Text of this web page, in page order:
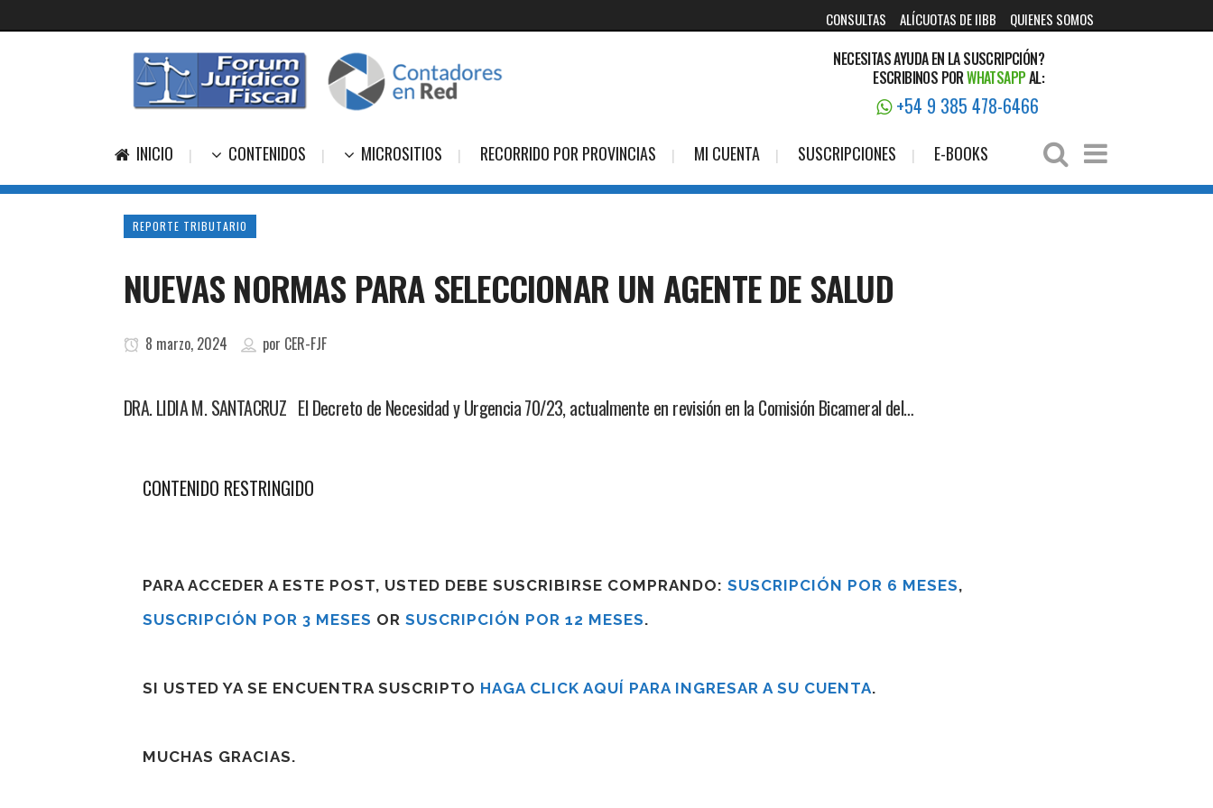
CONSULTAS ALÍCUOTAS DE IIBB QUIENES SOMOS
NECESITAS AYUDA EN LA SUSCRIPCIÓN?
ESCRIBINOS PORWHATSAPPAL:
+54 9 385 478-6466
INICIO CONTENIDOS MICROSITIOS RECORRIDO POR PROVINCIAS MI CUENTA SUSCRIPCIONES E-BOOKS
REPORTE TRIBUTARIO
NUEVAS NORMAS PARA SELECCIONAR UN AGENTE DE SALUD
8 marzo, 2024 por CER-FJF
DRA. LIDIA M. SANTACRUZ El Decreto de Necesidad y Urgencia 70/23, actualmente en revisión en la Comisión Bicameral del…
CONTENIDO RESTRINGIDO
PARA ACCEDER A ESTE POST, USTED DEBE SUSCRIBIRSE COMPRANDO: SUSCRIPCIÓN POR 6 MESES,
SUSCRIPCIÓN POR 3 MESES OR SUSCRIPCIÓN POR 12 MESES.
SI USTED YA SE ENCUENTRA SUSCRIPTO HAGA CLICK AQUÍ PARA INGRESAR A SU CUENTA.
MUCHAS GRACIAS.